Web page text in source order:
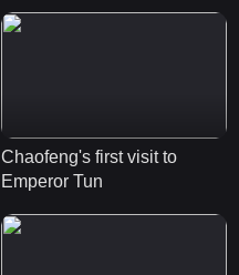
Chaofeng's first visit to
Emperor Tun